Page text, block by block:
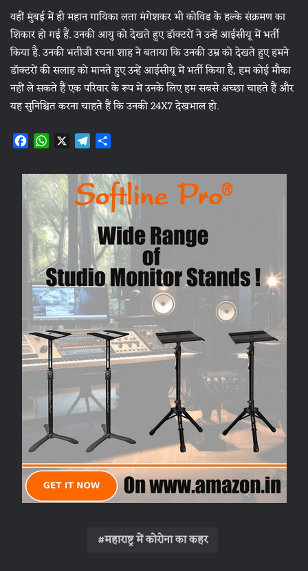
वहीं मुंबई में ही महान गायिका लता मंगेशकर भी कोविड के हल्के संक्रमण का
शिकार हो गई हैं. उनकी आयु को देखते हुए डॉक्टरों ने उन्हें आईसीयू में भर्ती
किया है. उनकी भतीजी रचना शाह ने बताया कि उनकी उम्र को देखते हुए हमने
डॉक्टरों की सलाह को मानते हुए उन्हें आईसीयू में भर्ती किया है, हम कोई मौका
नहीं ले सकते हैं एक परिवार के रूप में उनके लिए हम सबसे अच्छा चाहते हैं और
यह सुनिश्चित करना चाहते हैं कि उनकी 24X7 देखभाल हो.
F
c
e
b
o
o
k
W
a
t
s
A
p
p
X T
l
e
g
r
a
m
a
r
e
महाराष्ट्र में कोरोना का कहर